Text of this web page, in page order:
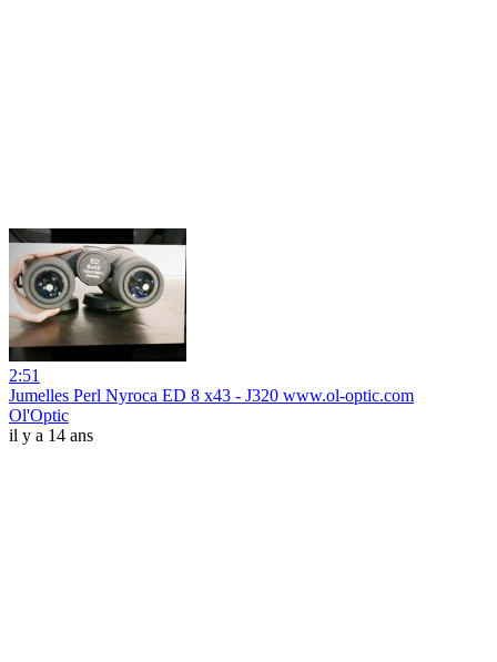
2:51
Jumelles Perl Nyroca ED 8 x43 - J320 www.ol-optic.com
Ol'Optic
il y a 14 ans